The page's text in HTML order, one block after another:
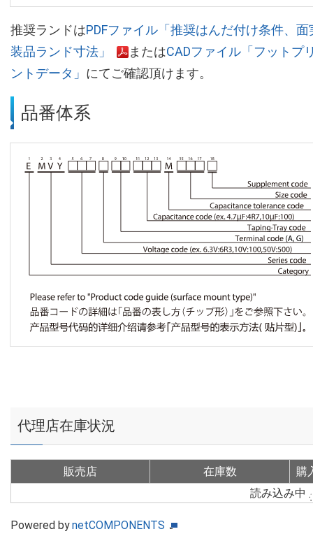
推奨ランドはPDFファイル「推奨はんだ付け条件、面
装品ランド寸法」
またはCADファイル「フットプ
ントデータ」 にてご確認頂けます。
品番体系
代理店在庫状況
販売店 在庫数
購
読み込み中
Powered bynetCOMPONENTS